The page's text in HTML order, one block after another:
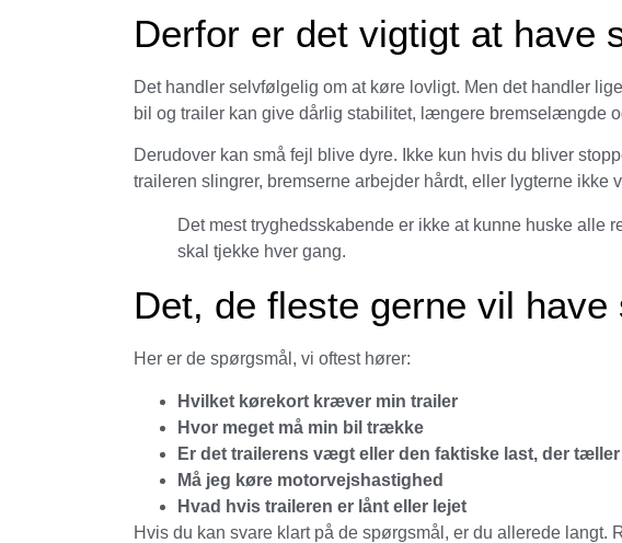
Derfor er det vigtigt at have
Det handler selvfølgelig om at køre lovligt. Men det handler
bil og trailer kan give dårlig stabilitet, længere bremselængde
Derudover kan små fejl blive dyre. Ikke kun hvis du bliver
traileren slingrer, bremserne arbejder hårdt, eller lygterne ikke
Det mest tryghedsskabende er ikke at kunne huske alle
skal tjekke hver gang.
Det, de fleste gerne vil have
Her er de spørgsmål, vi oftest hører:
Hvilket kørekort kræver min trailer
Hvor meget må min bil trække
Er det trailerens vægt eller den faktiske last, der tæller
Må jeg køre motorvejshastighed
Hvad hvis traileren er lånt eller lejet
Hvis du kan svare klart på de spørgsmål, er du allerede langt.